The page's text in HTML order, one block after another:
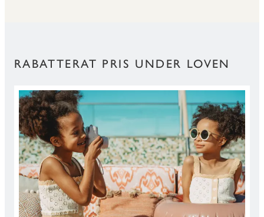
RABATTERAT PRIS UNDER LOVEN